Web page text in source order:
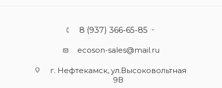
8 (937) 366-65-85
ecoson-sales@mail.ru
г. Нефтекамск, ул.Высоковольтная
9В